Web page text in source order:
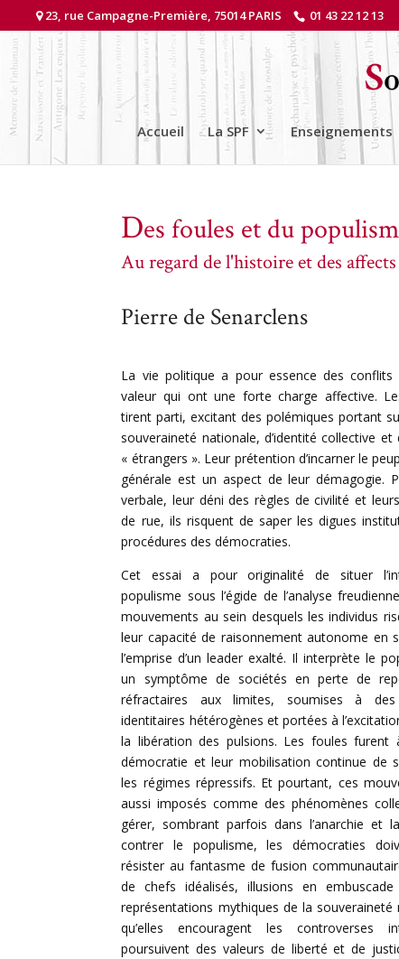
23, rue Campagne-Première, 75014 PARIS 01 43 22 12 13
Accueil La SPF Enseignements
Des foules et du
Au regard de l'histoire et des affects
Pierre de Senarclens
La vie politique a pour essence des conflits
valeur qui ont une forte charge affective.
tirent parti, excitant des polémiques portant
souveraineté nationale, d’identité collective
« étrangers ». Leur prétention d’incarner le
générale est un aspect de leur démagogie.
verbale, leur déni des règles de civilité et
de rue, ils risquent de saper les digues
procédures des démocraties.
Cet essai a pour originalité de situer
populisme sous l’égide de l’analyse
mouvements au sein desquels les individus
leur capacité de raisonnement autonome en
l’emprise d’un leader exalté. Il interprète le
un symptôme de sociétés en perte de
réfractaires aux limites, soumises à des
identitaires hétérogènes et portées à
la libération des pulsions. Les foules furent
démocratie et leur mobilisation continue de
les régimes répressifs. Et pourtant, ces
aussi imposés comme des phénomènes
gérer, sombrant parfois dans l’anarchie et
contrer le populisme, les démocraties
résister au fantasme de fusion
de chefs idéalisés, illusions en embuscade
représentations mythiques de la souveraineté
qu’elles encouragent les controverses
poursuivent des valeurs de liberté et de